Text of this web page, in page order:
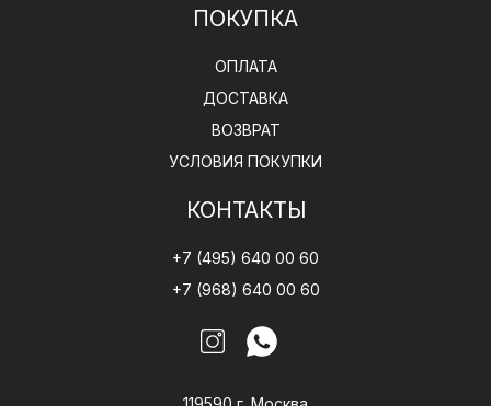
ПОКУПКА
ОПЛАТА
ДОСТАВКА
ВОЗВРАТ
УСЛОВИЯ ПОКУПКИ
КОНТАКТЫ
+7 (495) 640 00 60
+7 (968) 640 00 60